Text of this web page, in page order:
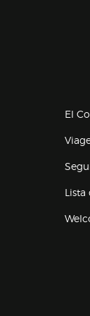
nueva ventana)
El